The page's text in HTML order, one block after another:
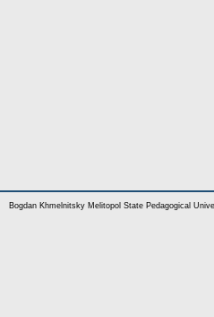
Bogdan Khmelnitsky Melitopol State Pedagogical